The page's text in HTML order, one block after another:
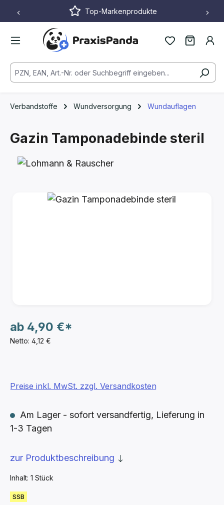
Zum Hauptinhalt springenTop-Markenprodukte
Verbandstoffe Wundversorgung Wundauflagen
Gazin Tamponadebinde steril
Bildergalerie überspringen
Netto: 4,12 €
ab 4,90 €*
Inhalt: 1 Stück
Preise inkl. MwSt. zzgl. Versandkosten
Am Lager - sofort versandfertig, Lieferung in
1-3 Tagen
SSB
zur Produktbeschreibung